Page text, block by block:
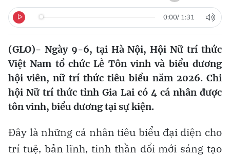
0:00/ 1:31
(GLO)- Ngày 9-6, tại Hà Nội, Hội Nữ trí thức
Việt Nam tổ chức Lễ Tôn vinh và biểu dương
hội viên, nữ trí thức tiêu biểu năm 2026. Chi
hội Nữ trí thức tỉnh Gia Lai có 4 cá nhân được
tôn vinh, biểu dương tại sự kiện.
Đây là những cá nhân tiêu biểu đại diện cho
trí tuệ, bản lĩnh, tinh thần đổi mới sáng tạo